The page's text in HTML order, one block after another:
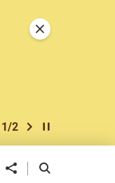
上一個
1/2 下一個開始/暫停幻燈
關閉特別通告
分享到 開啟搜尋框